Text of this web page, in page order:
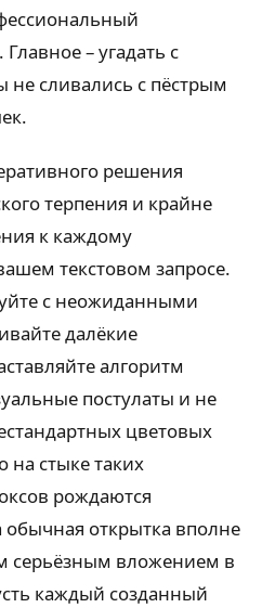
– угадать с
не сливались с пёстрым
решения
терпения и крайне
к каждому
текстовом запросе.
с неожиданными
далёкие
алгоритм
постулаты и не
цветовых
стыке таких
рождаются
открытка вполне
серьёзным вложением в
каждый созданный